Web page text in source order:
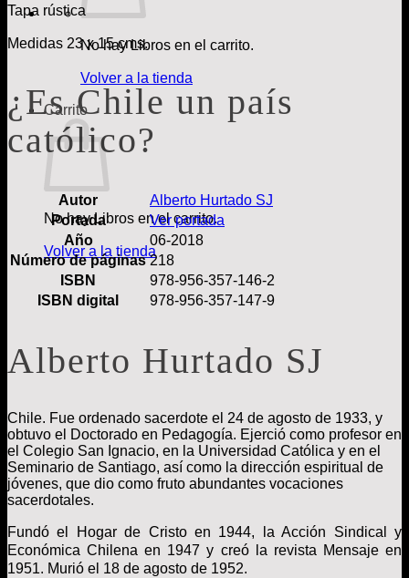
No hay Libros en el carrito.
Volver a la tienda
Carrito
No hay Libros en el carrito.
Volver a la tienda
Tapa rústica
Medidas 23 x 15 cms.
¿Es Chile un país
católico?
Autor
Alberto Hurtado SJ
Portada
Ver portada
Año
06-2018
Número de páginas 218
ISBN
978-956-357-146-2
ISBN digital
978-956-357-147-9
Alberto Hurtado SJ
Chile. Fue ordenado sacerdote el 24 de agosto de 1933, y
obtuvo el Doctorado en Pedagogía. Ejerció como profesor en
el Colegio San Ignacio, en la Universidad Católica y en el
Seminario de Santiago, así como la dirección espiritual de
jóvenes, que dio como fruto abundantes vocaciones
sacerdotales.
Fundó el Hogar de Cristo en 1944, la Acción Sindical y
Económica Chilena en 1947 y creó la revista Mensaje en
1951. Murió el 18 de agosto de 1952.